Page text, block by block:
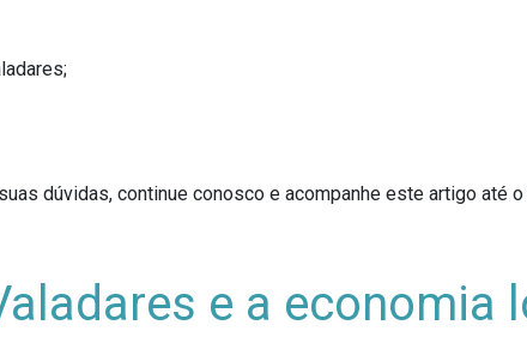
dúvidas, continue conosco e acompanhe este artigo até o
e a economia